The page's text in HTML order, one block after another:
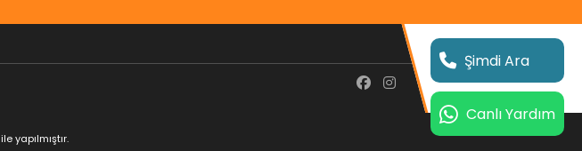
ile yapılmıştır.
Şimdi Ara
Canlı Yardım